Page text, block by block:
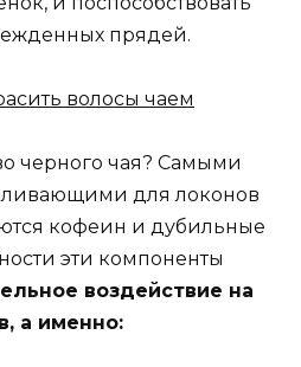
прядей.
черного чая? Самыми
для локонов
кофеин и дубильные
эти компоненты
воздействие на
а именно: